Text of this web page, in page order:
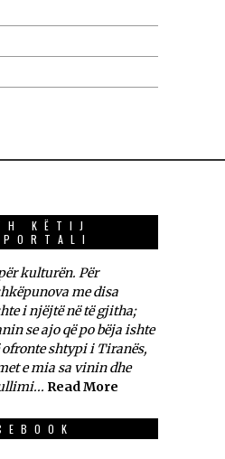
KËTIJ
kulturën. Për
me disa
i njëjtë në të gjitha;
se ajo që po bëja ishte
ofronte shtypi i Tiranës,
e mia sa vinin dhe
Read More